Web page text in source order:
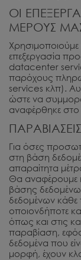
ΟΙ
ΜΕΡΟΥΣ
επεξεργασία
datacenter
παρόχους
services κλπ).
ώστε να
αναφέρθηκε στο
Για όσες
στη βάση
απαραίτητα
Θα αναφέρουμε
βάσης
δεδομένων κάθε
οποιονδήποτε
όπως και στις
παραβίαση,
δεδομένα που
μορφή, έχουν